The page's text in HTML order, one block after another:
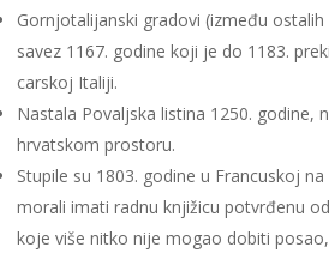
Gornjotalijanski gradovi (između
savez 1167. godine koji je do 1183.
carskoj Italiji.
Nastala Povaljska listina 1250. godine,
hrvatskom prostoru.
Stupile su 1803. godine u Francuskoj
morali imati radnu knjižicu potvrđenu
koje više nitko nije mogao dobiti